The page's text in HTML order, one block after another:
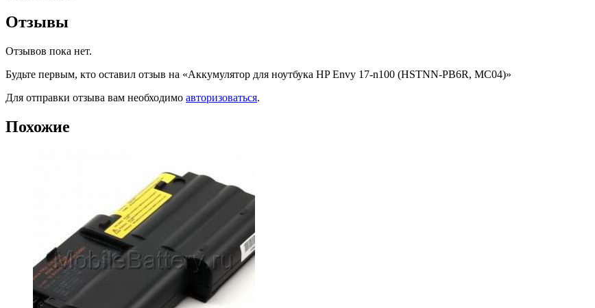
Отзывы
Отзывов пока нет.
Будьте первым, кто оставил отзыв на «Аккумулятор для ноутбука HP Envy 17-n100 (HSTNN-PB6R, MC04)»
Для отправки отзыва вам необходимо авторизоваться.
Похожие